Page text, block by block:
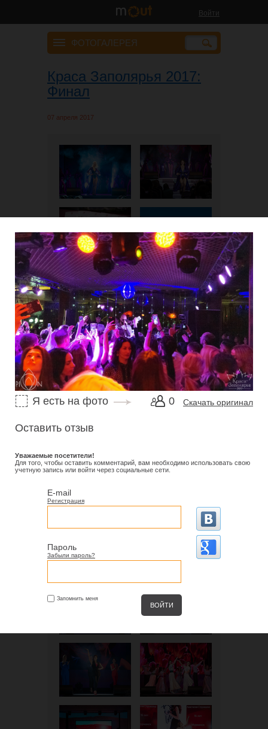
Войти
ФОТОГАЛЕРЕЯ
Краса Заполярья 2017:
Финал
07 апреля 2017
Скачать оригинал
0
Я есть на фото
Оставить отзыв
Уважаемые посетители!
Для того, чтобы оставить комментарий, вам необходимо использовать свою
учетную запись или войти через социальные сети.
E-mail
Регистрация
Пароль
Забыли пароль?
Запомнить меня